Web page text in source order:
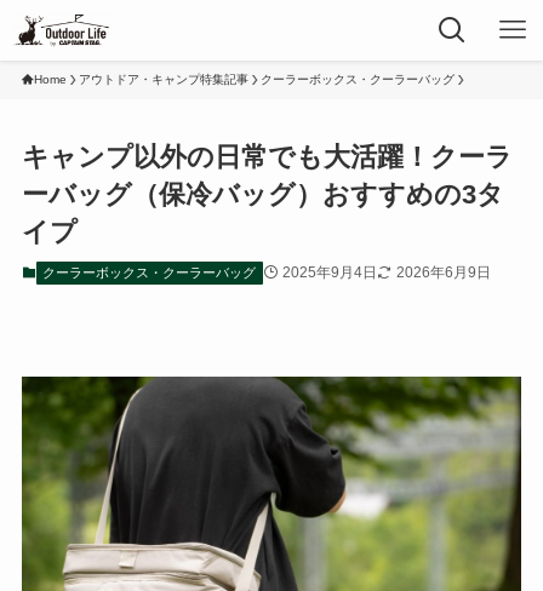
Home アウトドア・キャンプ特集記事 クーラーボックス・クーラーバッグ
キャンプ以外の日常でも大活躍！クーラ
ーバッグ（保冷バッグ）おすすめの3タ
イプ
クーラーボックス・クーラーバッグ 2025年9月4日 2026年6月9日